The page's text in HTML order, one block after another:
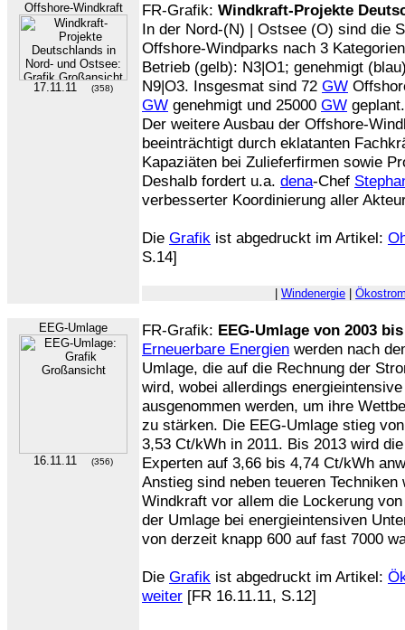
Offshore-Windkraft
17.11.11 (358)
FR-Grafik: Windkraft-Projekte
In der Nord-(N) | Ostsee (O) sind die
Offshore-Windparks nach 3
Betrieb (gelb): N3|O1; genehmigt
N9|O3. Insgesmat sind 72 GW
GW genehmigt und 25000 GW geplant.
Der weitere Ausbau der Offshore-
beeinträchtigt durch eklatanten
Kapaziäten bei Zulieferfirmen sowie
Deshalb fordert u.a. dena-Chef
verbesserter Koordinierung aller
Die Grafik ist abgedruckt im Artikel:
S.14]
Windenergie
EEG-Umlage
16.11.11 (356)
FR-Grafik: EEG-Umlage von 2003
Erneuerbare Energien werden nach
Umlage, die auf die Rechnung der
wird, wobei allerdings
ausgenommen werden, um ihre
zu stärken. Die EEG-Umlage stieg
3,53 Ct/kWh in 2011. Bis 2013 wird
Experten auf 3,66 bis 4,74 Ct/kWh
Anstieg sind neben teueren
Windkraft vor allem die Lockerung
der Umlage bei energieintensiven
von derzeit knapp 600 auf fast 7000
Die Grafik ist abgedruckt im Artikel:
weiter [FR 16.11.11, S.12]